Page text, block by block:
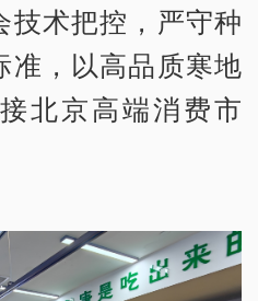
技术把控，严守种
准，以高品质寒地
北京高端消费市